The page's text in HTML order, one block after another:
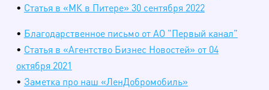
• Статья в «МК в Питере» 30 сентября 2022
• Благодарственное письмо от АО "Первый канал"
• Статья в «Агентство Бизнес Новостей» от 04
октября 2021
• Заметка про наш «ЛенДобромобиль»